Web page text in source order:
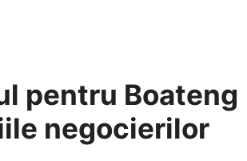
pentru Boateng
negocierilor